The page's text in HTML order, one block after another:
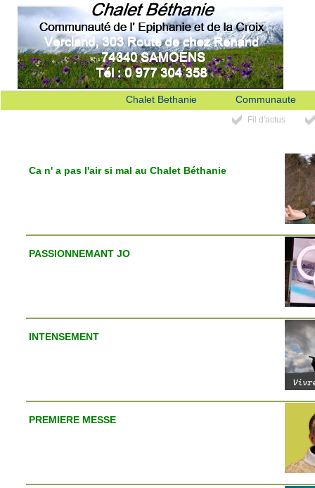
Chalet Bethanie Communaute
Fil d'actus
Ca n' a pas l'air si mal au Chalet Béthanie
PASSIONNEMANT JO
INTENSEMENT
PREMIERE MESSE